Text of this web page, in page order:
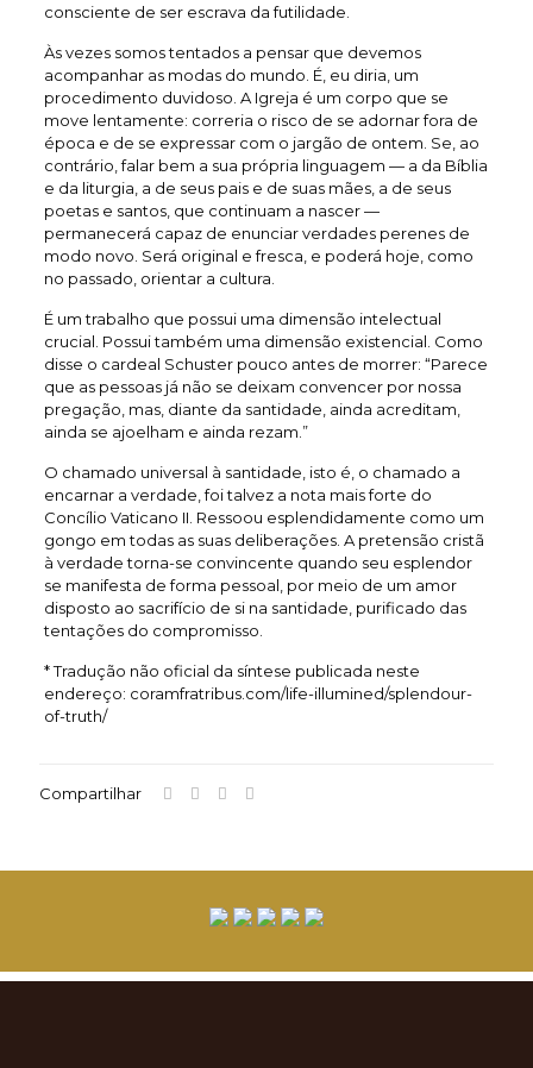
consciente de ser escrava da futilidade.
Às vezes somos tentados a pensar que devemos
acompanhar as modas do mundo. É, eu diria, um
procedimento duvidoso. A Igreja é um corpo que se
move lentamente: correria o risco de se adornar fora de
época e de se expressar com o jargão de ontem. Se, ao
contrário, falar bem a sua própria linguagem — a da Bíblia
e da liturgia, a de seus pais e de suas mães, a de seus
poetas e santos, que continuam a nascer —
permanecerá capaz de enunciar verdades perenes de
modo novo. Será original e fresca, e poderá hoje, como
no passado, orientar a cultura.
É um trabalho que possui uma dimensão intelectual
crucial. Possui também uma dimensão existencial. Como
disse o cardeal Schuster pouco antes de morrer: “Parece
que as pessoas já não se deixam convencer por nossa
pregação, mas, diante da santidade, ainda acreditam,
ainda se ajoelham e ainda rezam.”
O chamado universal à santidade, isto é, o chamado a
encarnar a verdade, foi talvez a nota mais forte do
Concílio Vaticano II. Ressoou esplendidamente como um
gongo em todas as suas deliberações. A pretensão cristã
à verdade torna-se convincente quando seu esplendor
se manifesta de forma pessoal, por meio de um amor
disposto ao sacrifício de si na santidade, purificado das
tentações do compromisso.
* Tradução não oficial da síntese publicada neste
endereço: coramfratribus.com/life-illumined/splendour-
of-truth/
Compartilhar